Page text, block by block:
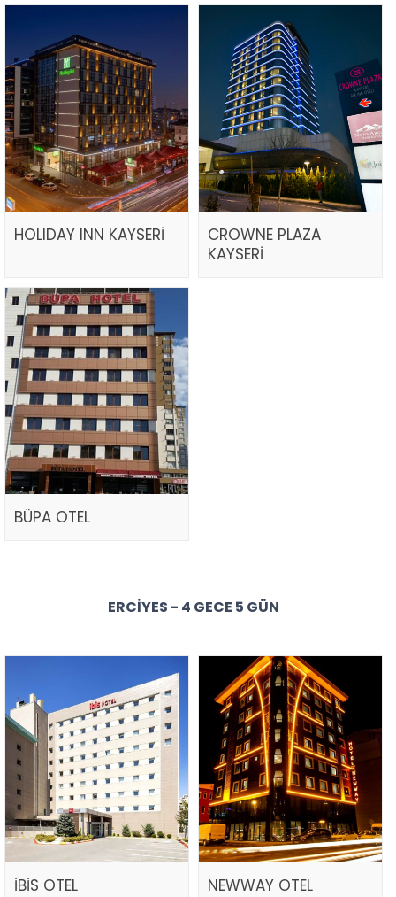
HOLIDAY INN KAYSERİ
CROWNE PLAZA
KAYSERİ
BÜPA OTEL
ERCIYES - 4 GECE 5 GÜN
İBİS OTEL NEWWAY OTEL